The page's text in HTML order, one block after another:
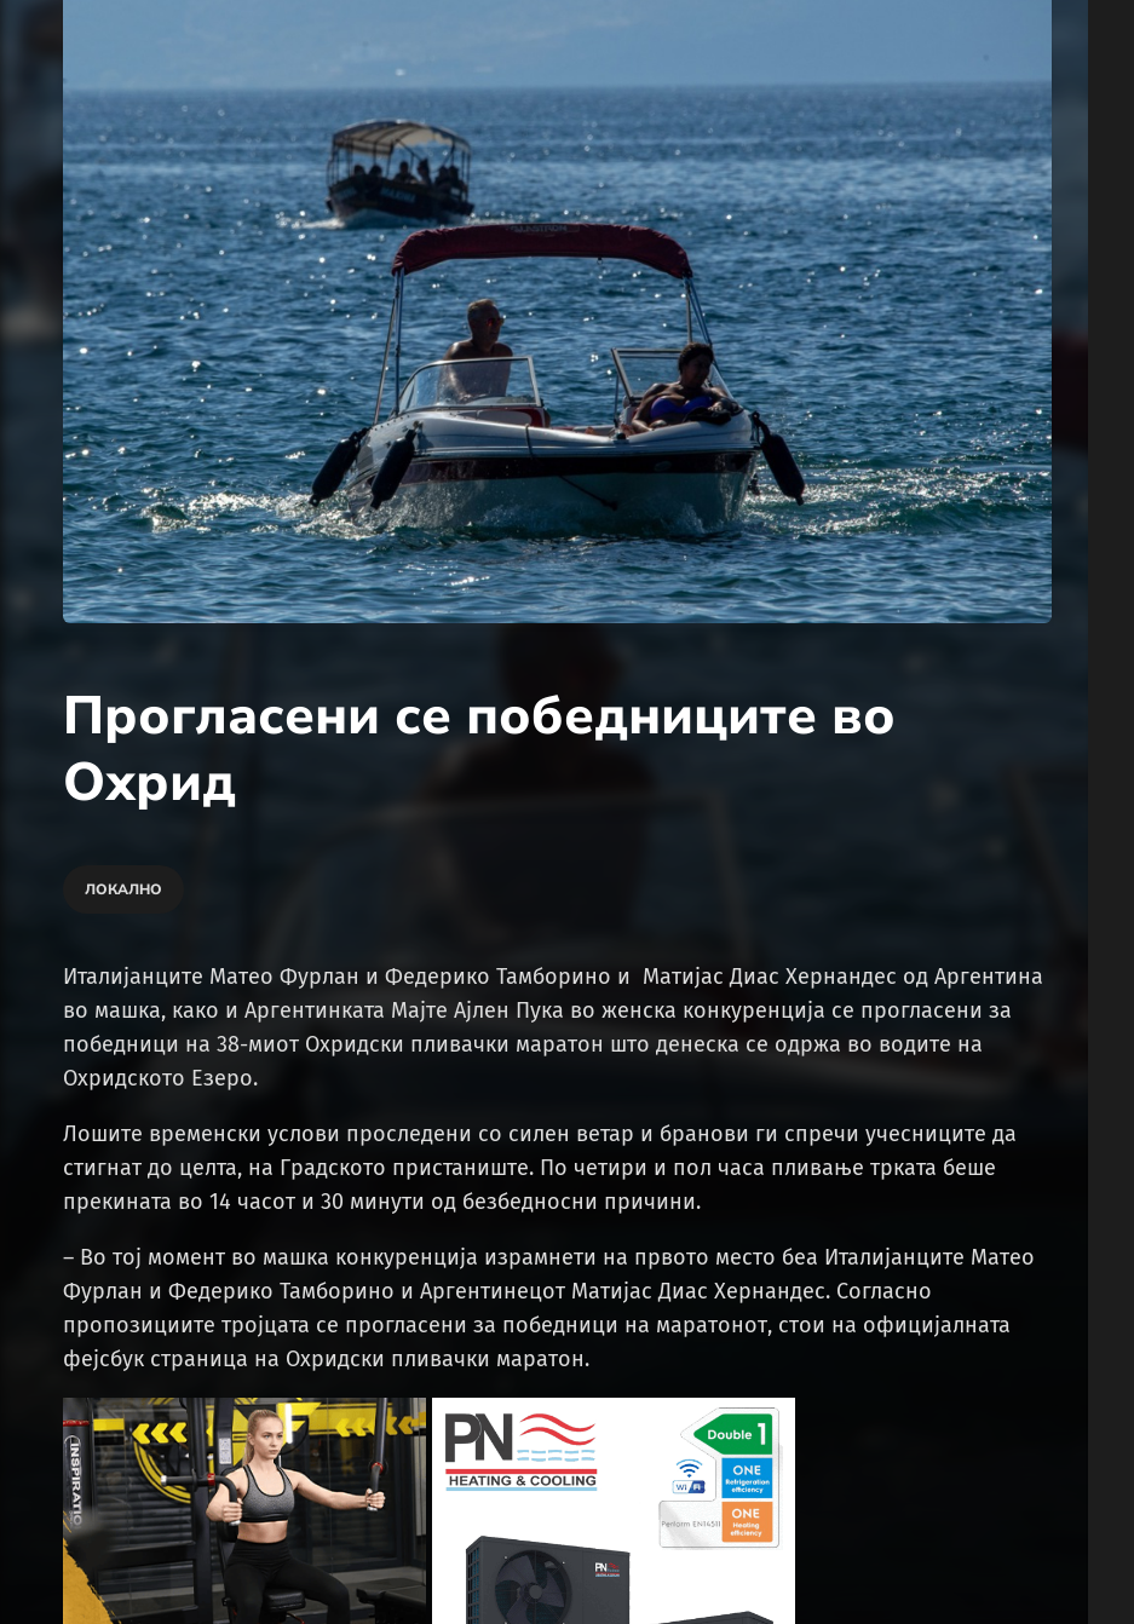
Прогласени се победниците во
Охрид
ЛОКАЛНО
Италијанците Матео Фурлан и Федерико Тамборино и Матијас Диас Хернандес од Аргентина
во машка, како и Аргентинката Мајте Ајлен Пука во женска конкуренција се прогласени за
победници на 38-миот Охридски пливачки маратон што денеска се одржа во водите на
Охридското Езеро.
Лошите временски услови проследени со силен ветар и бранови ги спречи учесниците да
стигнат до целта, на Градското пристаниште. По четири и пол часа пливање трката беше
прекината во 14 часот и 30 минути од безбедносни причини.
– Во тој момент во машка конкуренција израмнети на првото место беа Италијанците Матео
Фурлан и Федерико Тамборино и Аргентинецот Матијас Диас Хернандес. Согласно
пропозициите тројцата се прогласени за победници на маратонот, стои на официјалната
фејсбук страница на Охридски пливачки маратон.